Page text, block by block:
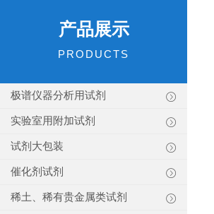
产品展示
PRODUCTS
极谱仪器分析用试剂
实验室用附加试剂
试剂大包装
催化剂试剂
稀土、稀有贵金属类试剂